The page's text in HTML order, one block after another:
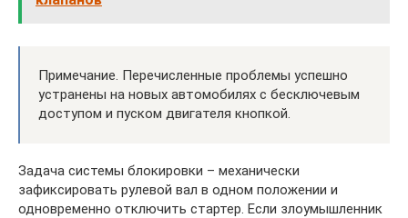
Примечание. Перечисленные проблемы успешно
устранены на новых автомобилях с бесключевым
доступом и пуском двигателя кнопкой.
Задача системы блокировки – механически
зафиксировать рулевой вал в одном положении и
одновременно отключить стартер. Если злоумышленник